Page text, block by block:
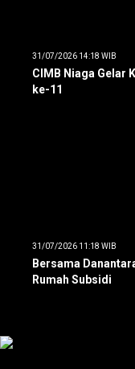
31/07/2026 14:18 WIB
CIMB Niaga Gelar
ke-11
31/07/2026 11:18 WIB
Bersama
Rumah Subsidi